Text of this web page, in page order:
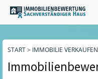
START> IMMOBILIE VERKAUFEN